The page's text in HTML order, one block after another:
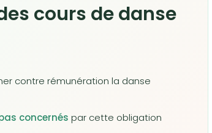
cours de danse
contre rémunération la danse
concernés par cette obligation